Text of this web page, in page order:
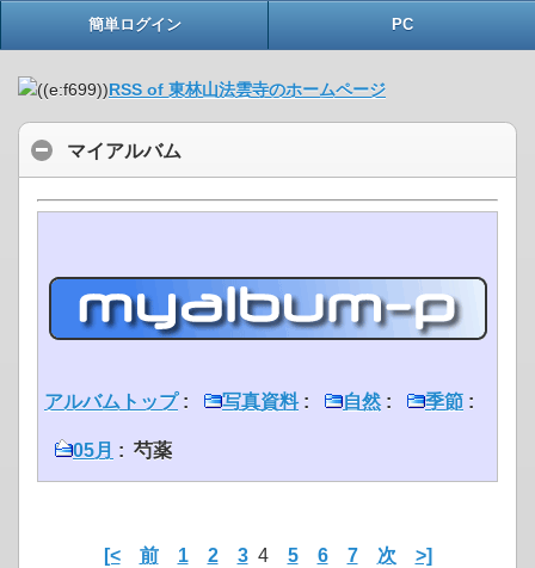
簡単ログイン PC
RSS of 東林山法雲寺のホームページ
マイアルバム
アルバムトップ: 写真資料: 自然: 季節 :
05月 : 芍薬
[< 前 1 2 34 5 6 7 次 >]